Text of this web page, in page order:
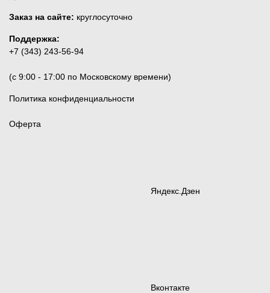
Заказ на сайте: круглосуточно
Поддержка:
+7 (343) 243-56-94
(c 9:00 - 17:00 по Московскому времени)
Политика конфиденциальности
Оферта
Яндекс.Дзен
Вконтакте